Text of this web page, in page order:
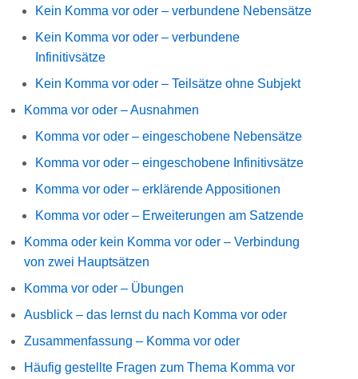
Kein Komma vor oder – verbundene Nebensätze
Kein Komma vor oder – verbundene
Infinitivsätze
Kein Komma vor oder – Teilsätze ohne Subjekt
Komma vor oder – Ausnahmen
Komma vor oder – eingeschobene Nebensätze
Komma vor oder – eingeschobene Infinitivsätze
Komma vor oder – erklärende Appositionen
Komma vor oder – Erweiterungen am Satzende
Komma oder kein Komma vor oder – Verbindung
von zwei Hauptsätzen
Komma vor oder – Übungen
Ausblick – das lernst du nach Komma vor oder
Zusammenfassung – Komma vor oder
Häufig gestellte Fragen zum Thema Komma vor